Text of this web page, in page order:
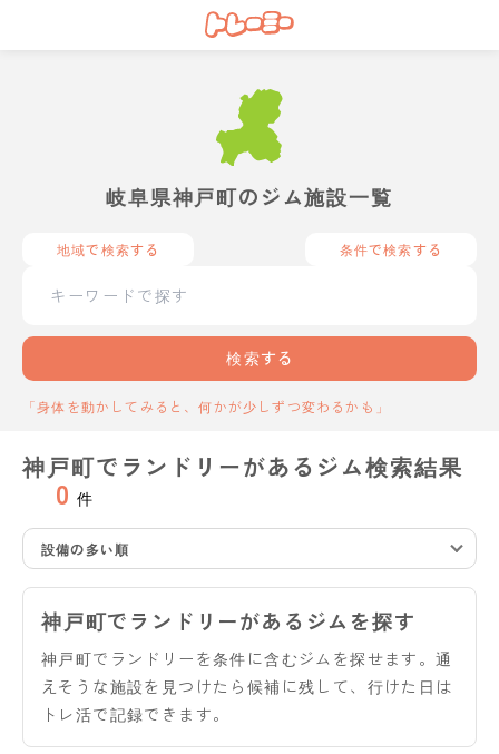
岐阜県神戸町のジム施設一覧
地域で検索する 条件で検索する
検索する
「身体を動かしてみると、何かが少しずつ変わるかも」
神戸町でランドリーがあるジム検索結果
0 件
設備の多い順
神戸町でランドリーがあるジムを探す
神戸町でランドリーを条件に含むジムを探せます。通
えそうな施設を見つけたら候補に残して、行けた日は
トレ活で記録できます。